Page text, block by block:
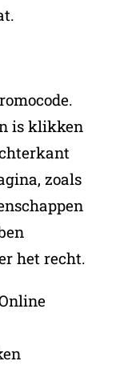
is klikken
zoals
het recht.